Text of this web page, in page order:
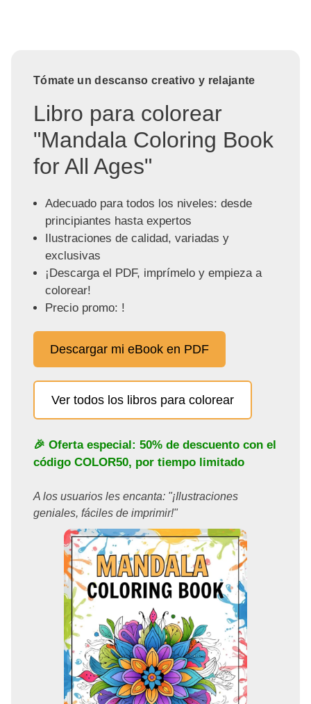
Tómate un descanso creativo y relajante
Libro para colorear
"Mandala Coloring Book
for All Ages"
Adecuado para todos los niveles: desde
principiantes hasta expertos
Ilustraciones de calidad, variadas y
exclusivas
¡Descarga el PDF, imprímelo y empieza a
colorear!
Precio promo: !
Descargar mi eBook en PDF
Ver todos los libros para colorear
🎉 Oferta especial: 50% de descuento con el
código COLOR50, por tiempo limitado
A los usuarios les encanta: "¡Ilustraciones
geniales, fáciles de imprimir!"